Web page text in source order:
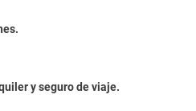
y seguro de viaje.